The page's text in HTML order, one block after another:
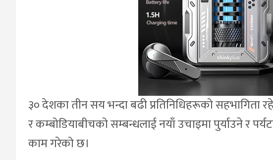
३० देशका तीन सय भन्दा बढी प्रतिनिधिहरूको
र कम्बोडियाबीचको सम्बन्धलाई नयाँ उचाइमा पुर्याउने र
काम गरेको छ।